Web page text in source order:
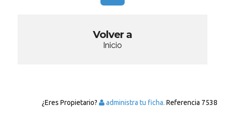
Volver a
Inicio
¿Eres Propietario? administra tu ficha. Referencia 7538